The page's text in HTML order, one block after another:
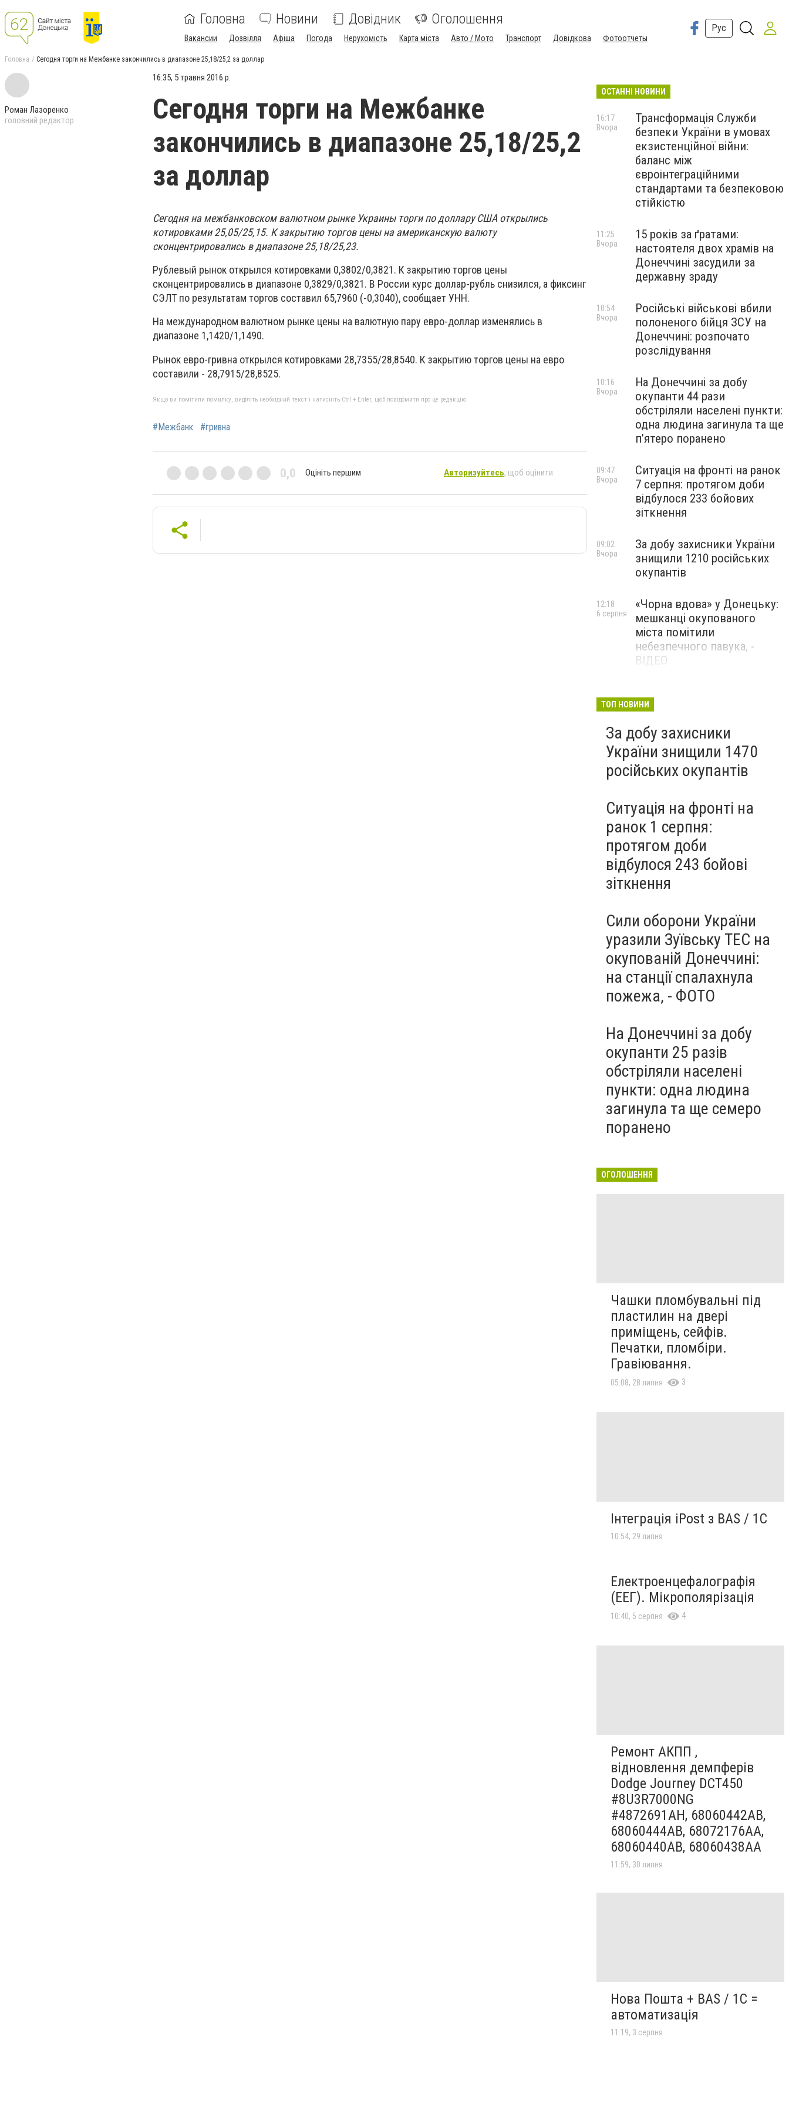
Головна Новини Довідник Оголошення
Вакансии Дозвілля Афіша Погода Нерухомість Карта міста Авто / Мото Транспорт Довідкова Фотоотчеты
Рус
Головна Сегодня торги на Межбанке закончились в диапазоне 25,18/25,2 за доллар
Роман Лазоренко
головний редактор
16:35, 5 травня 2016 р.
Сегодня торги на Межбанке
закончились в диапазоне 25,18/25,2
за доллар
Сегодня на межбанковском валютном рынке Украины торги по доллару США открылись
котировками 25,05/25,15. К закрытию торгов цены на американскую валюту
сконцентрировались в диапазоне 25,18/25,23.
Рублевый рынок открылся котировками 0,3802/0,3821. К закрытию торгов цены
сконцентрировались в диапазоне 0,3829/0,3821. В России курс доллар-рубль снизился, а фиксинг
СЭЛТ по результатам торгов составил 65,7960 (-0,3040), сообщает УНН.
На международном валютном рынке цены на валютную пару евро-доллар изменялись в
диапазоне 1,1420/1,1490.
Рынок евро-гривна открылся котировками 28,7355/28,8540. К закрытию торгов цены на евро
составили - 28,7915/28,8525.
Якщо ви помітили помилку, виділіть необхідний текст і натисніть Ctrl + Enter, щоб повідомити про це редакцію
#Межбанк #гривна
0,0 Оцініть першим Авторизуйтесь, щоб оцінити
ОСТАННІ НОВИНИ
Трансформація Служби
безпеки України в умовах
екзистенційної війни:
баланс між
євроінтеграційними
стандартами та безпековою
стійкістю
16:17
Вчора
15 років за ґратами:
настоятеля двох храмів на
Донеччині засудили за
державну зраду
11:25
Вчора
Російські військові вбили
полоненого бійця ЗСУ на
Донеччині: розпочато
розслідування
10:54
Вчора
На Донеччині за добу
окупанти 44 рази
обстріляли населені пункти:
одна людина загинула та ще
пʼятеро поранено
10:16
Вчора
Ситуація на фронті на ранок
7 серпня: протягом доби
відбулося 233 бойових
зіткнення
09:47
Вчора
За добу захисники України
знищили 1210 російських
окупантів
09:02
Вчора
«Чорна вдова» у Донецьку:
мешканці окупованого
міста помітили
небезпечного павука, -
ВІДЕО
12:18
6 серпня
засудили до 8 років
метадону
6 серпня
ТОП НОВИНИ
За добу захисники
України знищили 1470
російських окупантів
Ситуація на фронті на
ранок 1 серпня:
протягом доби
відбулося 243 бойові
зіткнення
Сили оборони України
уразили Зуївську ТЕС на
окупованій Донеччині:
на станції спалахнула
пожежа, - ФОТО
На Донеччині за добу
окупанти 25 разів
обстріляли населені
пункти: одна людина
загинула та ще семеро
поранено
ОГОЛОШЕННЯ
Чашки пломбувальні під
пластилин на двері
приміщень, сейфів.
Печатки, пломбіри.
Гравіювання.
05:08, 28 липня 3
Інтеграція iPost з BAS / 1C
10:54, 29 липня
Електроенцефалографія
(ЕЕГ). Мікрополярізація
10:40, 5 серпня 4
Ремонт АКПП ,
відновлення демпферів
Dodge Journey DCT450
#8U3R7000NG
#4872691AH, 68060442AB,
68060444AB, 68072176AA,
68060440AB, 68060438AA
11:59, 30 липня
Нова Пошта + BAS / 1C =
автоматизація
11:19, 3 серпня